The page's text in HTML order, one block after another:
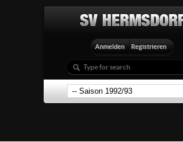
Anmelden Registrieren